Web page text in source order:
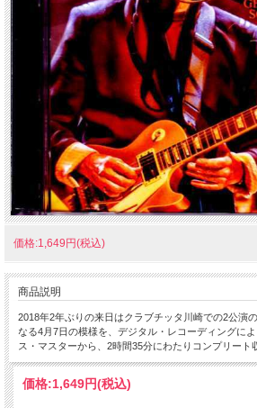
価格:1,649円(税込)
商品説明
2018年2年ぶりの来日はクラブチッタ川崎での2公演
なる4月7日の模様を、デジタル・レコーディングに
ス・マスターから、2時間35分にわたりコンプリート
価格:1,649円(税込)